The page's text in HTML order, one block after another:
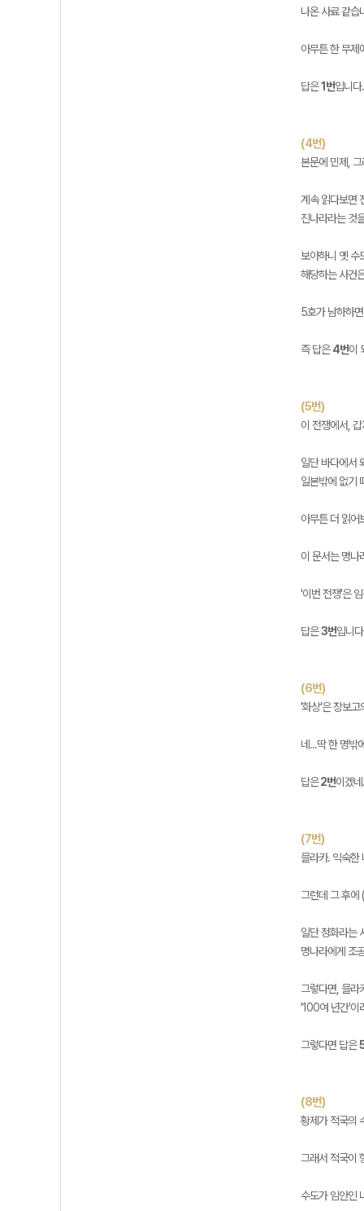
나온 사료 같습
아무튼 한 무제
답은1번입니
(4번)
본문에 민제,
계속 읽다보면
진나라라는 것
보아하니 옛 수
해당하는 사건
5호가 남하하
즉 답은4번이
(5번)
이 전쟁에서,
일단 바다에서
일본밖에 없기
아무튼 더 읽어
이 문서는 명나
'이번 전쟁'은
답은3번입니
(6번)
'화상'은 장보고
네...딱 한 명밖
답은2번이겠
(7번)
믈라카. 익숙한
그런데 그 후에
일단 정화라는
명나라에게 조
그렇다면, 믈라
'100여 년간'이
그렇다면 답은
(8번)
황제가 적국의
그래서 적국이
수도가 임안인